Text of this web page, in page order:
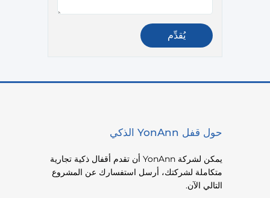
حول قفل YonAnn الذكي
يمكن لشركة YonAnn أن تقدم أقفال ذكية تجارية
متكاملة لشركتك، أرسل استفسارك عن المشروع
التالي الآن.